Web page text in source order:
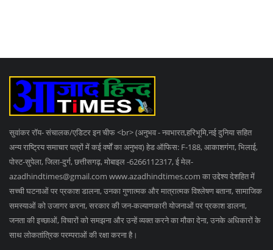
सुवांकर रॉय- संचालक/एडिटर इन चीफ <br> (अनुभव - नवभारत,हरिभूमि,नई दुनिया सहित
अन्य राष्ट्रिय समाचार पत्रों में कई वर्षों का अनुभव) हेड ऑफिस: F-188, आकाशगंगा, भिलाई,
पोस्ट-सुपेला, जिला-दुर्ग, छत्तीसगढ़, मोबाइल -6266112317, ई मेल-
azadhindtimes@gmail.com www.azadhindtimes.com का उद्देश्य देशहित में
सच्ची घटनाओं पर प्रकाश डालना, उनका गुणात्मक और मात्रात्मक विश्लेषण बताना, सामाजिक
समस्याओं को उजागर करना, सरकार की जन-कल्याणकारी योजनाओं पर प्रकाश डालना,
जनता की इच्छाओं, विचारों को समझना और उन्हें व्यक्त करने का मौका देना, उनके अधिकारों के
साथ लोकतांत्रिक परम्पराओं की रक्षा करना है।